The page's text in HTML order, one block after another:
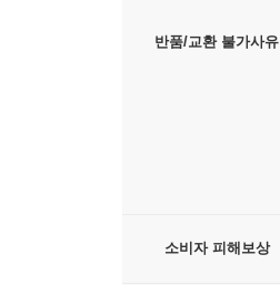
반품/교환 불가사유
소비자 피해보상